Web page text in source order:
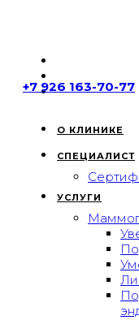
+7 926 163-70-77
О КЛИНИКЕ
СПЕЦИАЛИСТ
УСЛУГИ